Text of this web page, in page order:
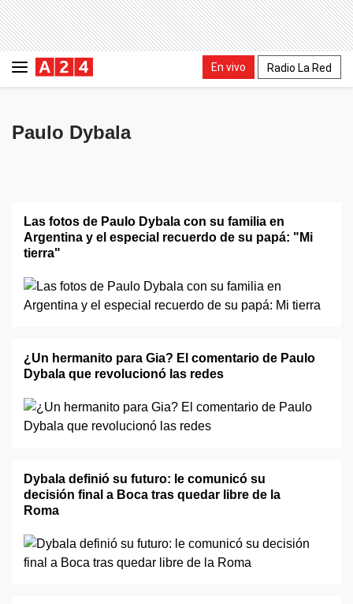
En vivo Radio La Red
Paulo Dybala
Las fotos de Paulo Dybala con su familia en
Argentina y el especial recuerdo de su papá: "Mi
tierra"
¿Un hermanito para Gia? El comentario de Paulo
Dybala que revolucionó las redes
Dybala definió su futuro: le comunicó su
decisión final a Boca tras quedar libre de la
Roma